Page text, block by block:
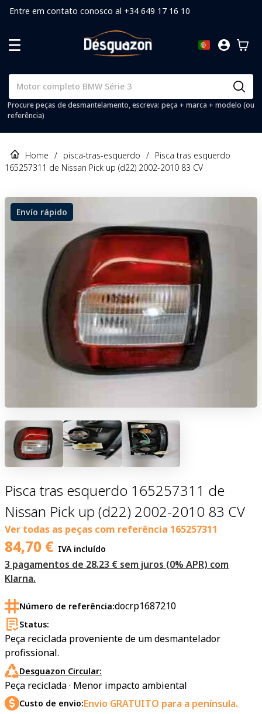
Entre em contato conosco al +34 649 17 16 10
Procure peças de desmantelamento, escreva: peça + marca + modelo (ou
referência)
Home / pisca-tras-esquerdo / Pisca tras esquerdo
165257311 de Nissan Pick up (d22) 2002-2010 83 CV
Envío rápido
Pisca tras esquerdo 165257311 de
Nissan Pick up (d22) 2002-2010 83 CV
Ver todas as peças com referência 165257311
84,70 € IVA incluído
3 pagamentos de 28.23 € sem juros (0% APR) com
Klarna.
Número de referência:docrp1687210
Status:
Peça reciclada proveniente de um desmantelador
profissional.
Desguazon Circular:
Peça reciclada · Menor impacto ambiental
Custo de envio:Envio GRATUITO para a península.